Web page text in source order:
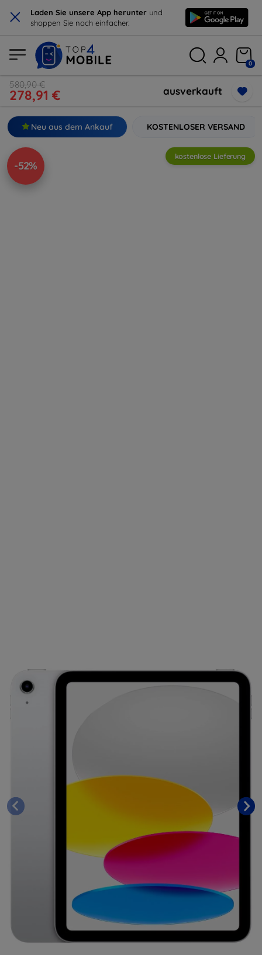
× Laden Sie unsere App herunter und
shoppen Sie noch einfacher.
0
580,90 €
278,91 € ausverkauft
Neu aus dem Ankauf KOSTENLOSER VERSAND
-52%
kostenlose Lieferung